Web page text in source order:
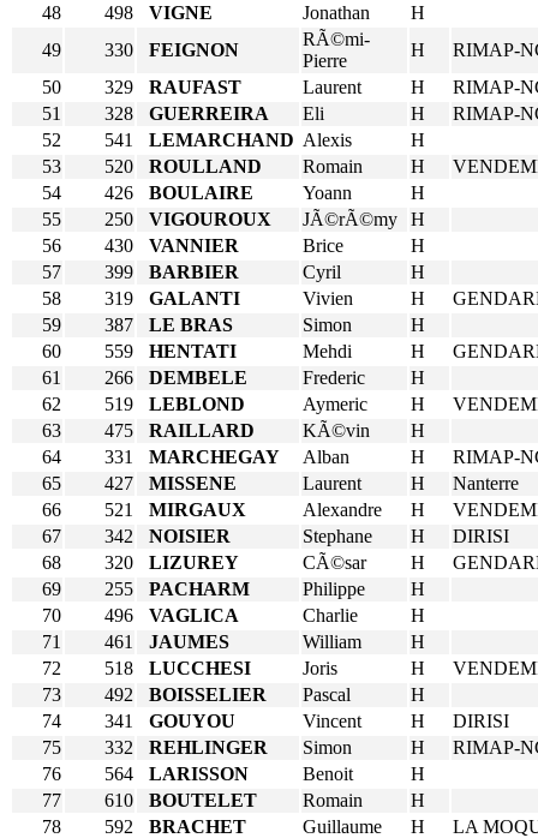
48
498 VIGNE Jonathan
H
49
330 FEIGNON
RÃ©mi-
Pierre
H
RIMAP-
50
329 RAUFAST Laurent H
RIMAP-
51
328 GUERREIRA Eli H
RIMAP-
52
541 LEMARCHAND Alexis
H
53
520 ROULLAND Romain H
54
426 BOULAIRE Yoann
H
55
250 VIGOUROUX JÃ©rÃ©my
H
56
430 VANNIER Brice
H
57
399 BARBIER Cyril
H
58
319 GALANTI Vivien H
59
387 LE BRAS Simon
H
60
559 HENTATI Mehdi H
61
266 DEMBELE Frederic
H
62
519 LEBLOND Aymeric H
63
475 RAILLARD KÃ©vin
H
64
331 MARCHEGAY Alban H
RIMAP-
65
427 MISSENE Laurent H
Nanterre
66
521 MIRGAUX Alexandre H
67
342 NOISIER Stephane H
DIRISI
68
320 LIZUREY CÃ©sar H
69
255 PACHARM Philippe
H
70
496 VAGLICA Charlie
H
71
461 JAUMES William
H
72
518 LUCCHESI Joris H
73
492 BOISSELIER Pascal
H
74
341 GOUYOU Vincent H
DIRISI
75
332 REHLINGER Simon H
RIMAP-
76
564 LARISSON Benoit
H
77
610 BOUTELET Romain
H
78
592 BRACHET Guillaume H LA